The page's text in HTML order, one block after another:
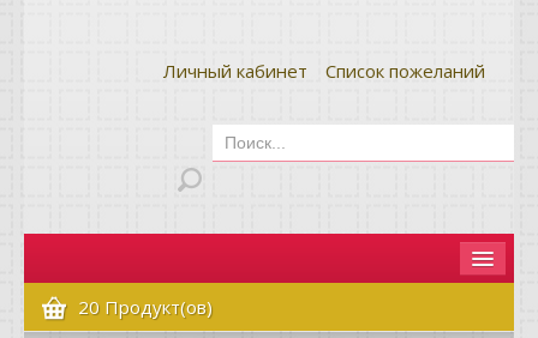
Личный кабинет Список пожеланий
Главная
20 Продукт(ов)